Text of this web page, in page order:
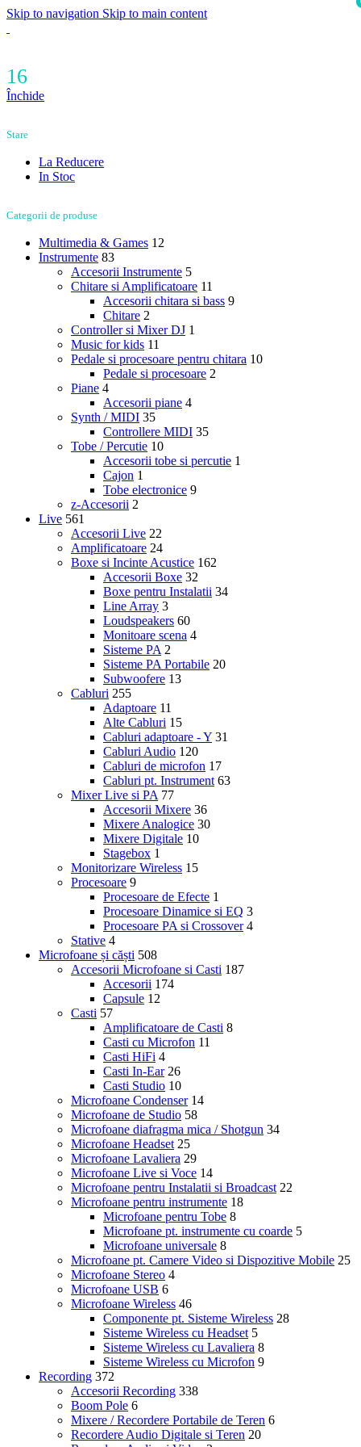
Skip to navigation Skip to main content
16
Închide
Stare
La Reducere
In Stoc
Categorii de produse
Multimedia & Games 12
Instrumente 83
Accesorii Instrumente 5
Chitare si Amplificatoare 11
Accesorii chitara si bass 9
Chitare 2
Controller si Mixer DJ 1
Music for kids 11
Pedale si procesoare pentru chitara 10
Pedale si procesoare 2
Piane 4
Accesorii piane 4
Synth / MIDI 35
Controllere MIDI 35
Tobe / Percutie 10
Accesorii tobe si percutie 1
Cajon 1
Tobe electronice 9
z-Accesorii 2
Live 561
Accesorii Live 22
Amplificatoare 24
Boxe si Incinte Acustice 162
Accesorii Boxe 32
Boxe pentru Instalatii 34
Line Array 3
Loudspeakers 60
Monitoare scena 4
Sisteme PA 2
Sisteme PA Portabile 20
Subwoofere 13
Cabluri 255
Adaptoare 11
Alte Cabluri 15
Cabluri adaptoare - Y 31
Cabluri Audio 120
Cabluri de microfon 17
Cabluri pt. Instrument 63
Mixer Live si PA 77
Accesorii Mixere 36
Mixere Analogice 30
Mixere Digitale 10
Stagebox 1
Monitorizare Wireless 15
Procesoare 9
Procesoare de Efecte 1
Procesoare Dinamice si EQ 3
Procesoare PA si Crossover 4
Stative 4
Microfoane și căști 508
Accesorii Microfoane si Casti 187
Accesorii 174
Capsule 12
Casti 57
Amplificatoare de Casti 8
Casti cu Microfon 11
Casti HiFi 4
Casti In-Ear 26
Casti Studio 10
Microfoane Condenser 14
Microfoane de Studio 58
Microfoane diafragma mica / Shotgun 34
Microfoane Headset 25
Microfoane Lavaliera 29
Microfoane Live si Voce 14
Microfoane pentru Instalatii si Broadcast 22
Microfoane pentru instrumente 18
Microfoane pentru Tobe 8
Microfoane pt. instrumente cu coarde 5
Microfoane universale 8
Microfoane pt. Camere Video si Dispozitive Mobile 25
Microfoane Stereo 4
Microfoane USB 6
Microfoane Wireless 46
Componente pt. Sisteme Wireless 28
Sisteme Wireless cu Headset 5
Sisteme Wireless cu Lavaliera 8
Sisteme Wireless cu Microfon 9
Recording 372
Accesorii Recording 338
Boom Pole 6
Mixere / Recordere Portabile de Teren 6
Recordere Audio Digitale si Teren 20